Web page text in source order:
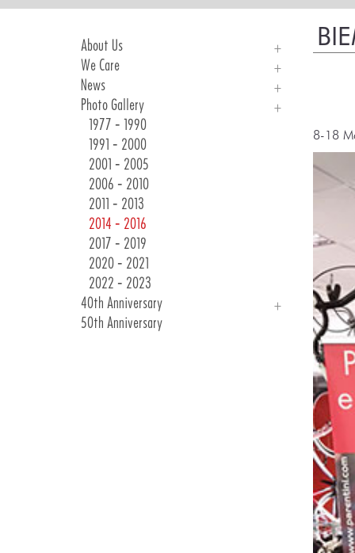
About Us
About Us
History
We Care
We Care
News
Races & Events
24 Winter Collection
Customer Communications
Photo Gallery
1977 - 1990
1991 - 2000
2001 - 2005
2006 - 2010
2011 - 2013
2014 - 2016
2017 - 2019
2020 - 2021
2022 - 2023
40th Anniversary
Introduction
50th Anniversary
8-18